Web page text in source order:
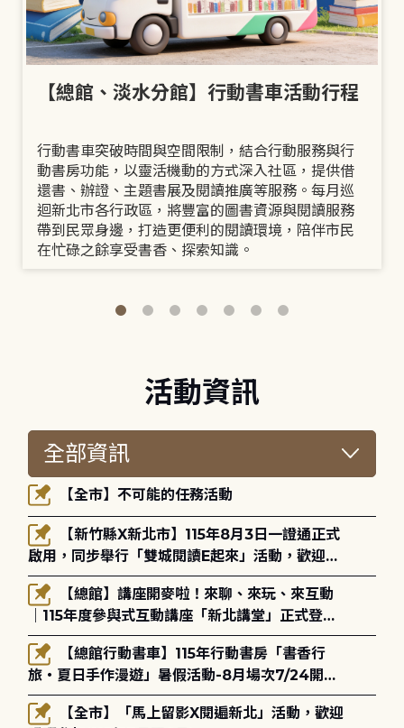
【總館、淡水分館】行動書車活動行程
行動書車突破時間與空間限制，結合行動服務與行
動書房功能，以靈活機動的方式深入社區，提供借
還書、辦證、主題書展及閱讀推廣等服務。每月巡
迴新北市各行政區，將豐富的圖書資源與閱讀服務
帶到民眾身邊，打造更便利的閱讀環境，陪伴市民
在忙碌之餘享受書香、探索知識。
活動資訊
【全市】不可能的任務活動
啟用，同步舉行「雙城閱讀E起來」活動，歡迎踴
躍參加(115年8月3日至10月4日)。
｜115年度參與式互動講座「新北講堂」正式登
場！
旅・夏日手作漫遊」暑假活動-8月場次7/24開始
報名